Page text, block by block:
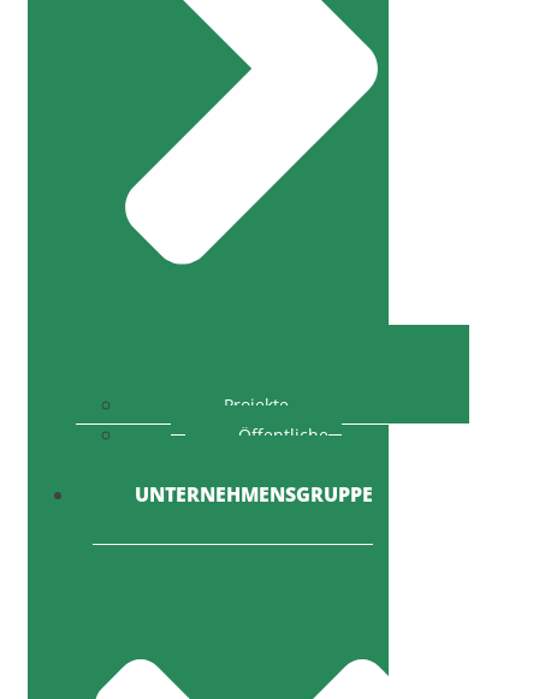
Projekte
Öffentliche
UNTERNEHMENSGRUPPE